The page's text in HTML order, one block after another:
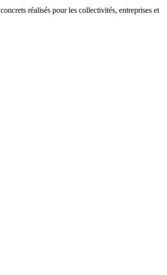
réalisés pour les collectivités, entreprises et